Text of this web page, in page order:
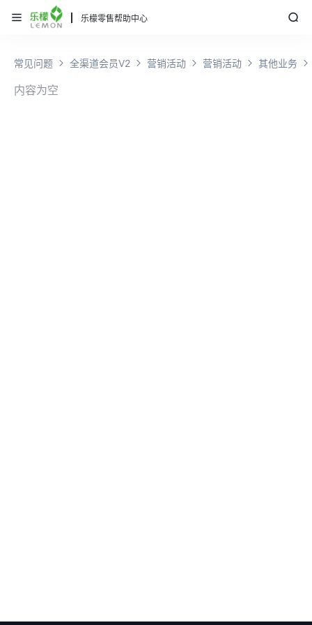
乐檬零售帮助中心
常见问题 全渠道会员V2 营销活动 营销活动 其他业务
内容为空